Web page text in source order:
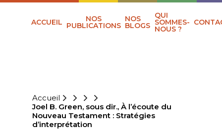
ACCUEIL NOS
PUBLICATIONS
NOS
BLOGS
QUI
SOMMES-
NOUS ?
Accueil
Joel B. Green, sous dir., À l’écoute du
Nouveau Testament : Straté­gies
d’interprétation